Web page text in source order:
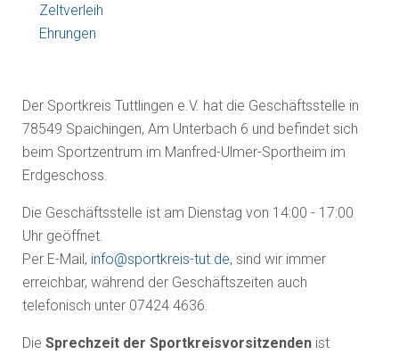
Zeltverleih
Ehrungen
Der Sportkreis Tuttlingen e.V. hat die Geschäftsstelle in
78549 Spaichingen, Am Unterbach 6 und befindet sich
beim Sportzentrum im Manfred-Ulmer-Sportheim im
Erdgeschoss.
Die Geschäftsstelle ist am Dienstag von 14:00 - 17:00
Uhr geöffnet.
Per E-Mail, info@sportkreis-tut.de, sind wir immer
erreichbar, während der Geschäftszeiten auch
telefonisch unter 07424 4636.
Die Sprechzeit der Sportkreisvorsitzenden ist